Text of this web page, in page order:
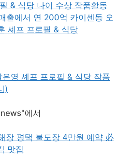
& 식당 나이 수상 작품활동
출에서 연 200억 카이센동 오
셰프 프로필 & 식당
은영 셰프 프로필 & 식당 작품
)
에서
장 평택 불도장 4만원 예약 必
맛집